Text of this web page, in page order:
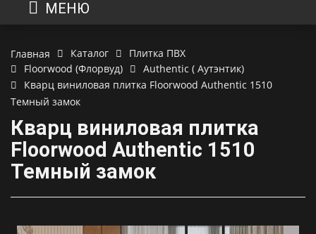
МЕНЮ
Главная Каталог
Плитка ПВХ
Floorwood (Флорвуд)
Authentic ( Аутэнтик)
Кварц виниловая плитка Floorwood Authentic 1510
Темный замок
Кварц виниловая плитка
Floorwood Authentic 1510
Темный замок